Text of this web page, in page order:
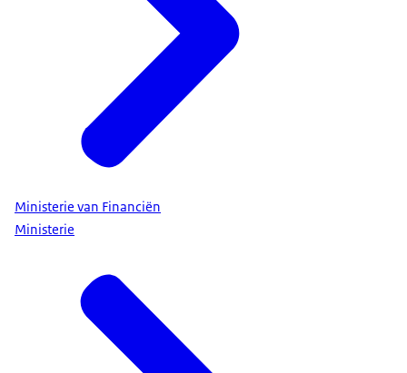
Ministerie van Financiën
Ministerie